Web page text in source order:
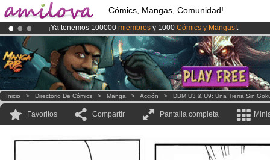
Cómics, Mangas, Comunidad!
¡Ya tenemos 100000 miembros y 1000 Cómics y Mangas!.
¡Conviertete en Premium por3.95 eurosal mes!Hazte Premium ya
El Kickstarter Amilova está desormado lanzado!.
Inicio > Directorio De Cómics > Manga > Acción > DBM U3 & U9: Una Tierra Sin
Favoritos Compartir Pantalla completa